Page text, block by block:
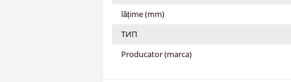
lățime (mm)
ТИП
Producator (marca)